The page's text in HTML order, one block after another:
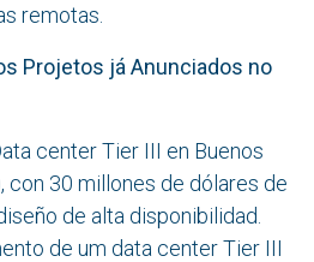
remotas.
Projetos já Anunciados no
center Tier III en Buenos
con 30 millones de dólares de
de alta disponibilidad.
de um data center Tier III